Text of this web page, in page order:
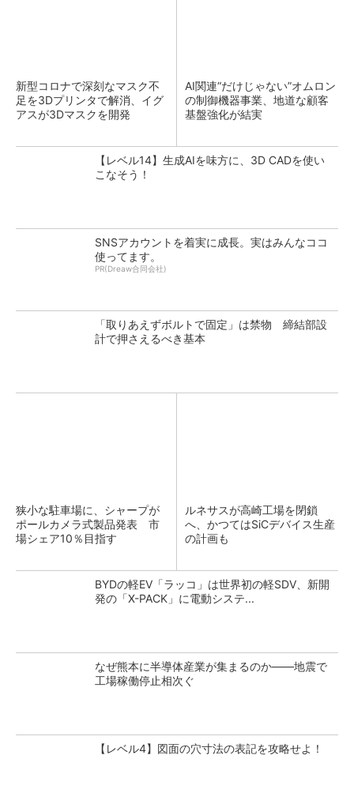
新型コロナで深刻なマスク不
足を3Dプリンタで解消、イグ
アスが3Dマスクを開発
AI関連“だけじゃない”オムロン
の制御機器事業、地道な顧客
基盤強化が結実
【レベル14】生成AIを味方に、3D CADを使い
こなそう！
SNSアカウントを着実に成長。実はみんなココ
使ってます。
PR(Dreaw合同会社)
「取りあえずボルトで固定」は禁物 締結部設
計で押さえるべき基本
狭小な駐車場に、シャープが
ポールカメラ式製品発表 市
場シェア10％目指す
ルネサスが高崎工場を閉鎖
へ、かつてはSiCデバイス生産
の計画も
BYDの軽EV「ラッコ」は世界初の軽SDV、新開
発の「X-PACK」に電動システ...
なぜ熊本に半導体産業が集まるのか――地震で
工場稼働停止相次ぐ
【レベル4】図面の穴寸法の表記を攻略せよ！